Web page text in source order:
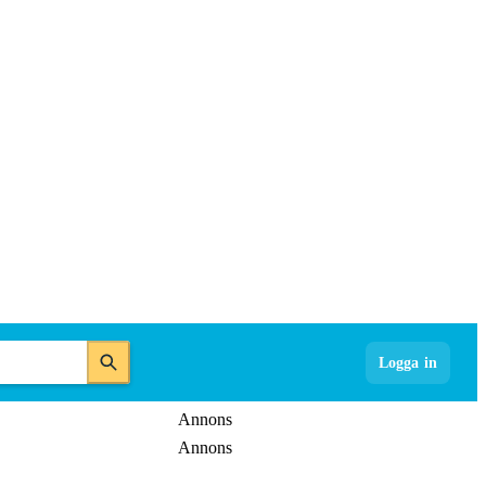
Logga in
Annons
Annons